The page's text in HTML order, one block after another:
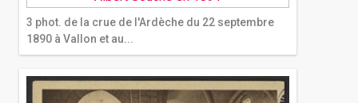
3 phot. de la crue de l'Ardèche du 22 septembre
1890 à Vallon et au...